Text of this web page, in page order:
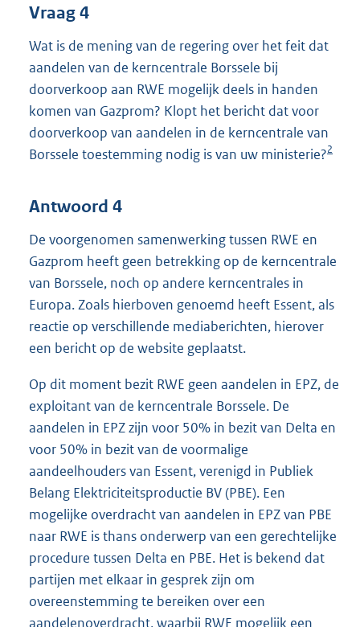
Vraag 4
Wat is de mening van de regering over het feit dat
aandelen van de kerncentrale Borssele bij
doorverkoop aan RWE mogelijk deels in handen
komen van Gazprom? Klopt het bericht dat voor
doorverkoop van aandelen in de kerncentrale van
Borssele toestemming nodig is van uw ministerie?2
Antwoord 4
De voorgenomen samenwerking tussen RWE en
Gazprom heeft geen betrekking op de kerncentrale
van Borssele, noch op andere kerncentrales in
Europa. Zoals hierboven genoemd heeft Essent, als
reactie op verschillende mediaberichten, hierover
een bericht op de website geplaatst.
Op dit moment bezit RWE geen aandelen in EPZ, de
exploitant van de kerncentrale Borssele. De
aandelen in EPZ zijn voor 50% in bezit van Delta en
voor 50% in bezit van de voormalige
aandeelhouders van Essent, verenigd in Publiek
Belang Elektriciteitsproductie BV (PBE). Een
mogelijke overdracht van aandelen in EPZ van PBE
naar RWE is thans onderwerp van een gerechtelijke
procedure tussen Delta en PBE. Het is bekend dat
partijen met elkaar in gesprek zijn om
overeenstemming te bereiken over een
aandelenoverdracht, waarbij RWE mogelijk een